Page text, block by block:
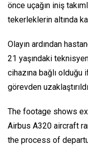
önce uçağın iniş
tekerleklerin altında
Olayın ardından
21 yaşındaki
cihazına bağlı olduğu
görevden
The footage shows
Airbus A320 aircraft
the process of